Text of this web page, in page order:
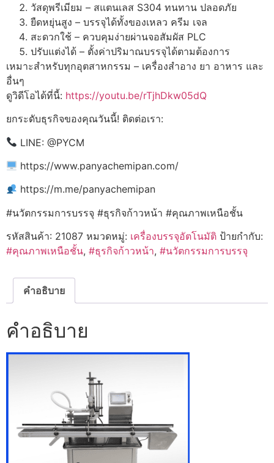
วัสดุพรีเมียม – สแตนเลส S304 ทนทาน ปลอดภัย
ยืดหยุ่นสูง – บรรจุได้ทั้งของเหลว ครีม เจล
สะดวกใช้ – ควบคุมง่ายผ่านจอสัมผัส PLC
ปรับแต่งได้ – ตั้งค่าปริมาณบรรจุได้ตามต้องการ
เหมาะสำหรับทุกอุตสาหกรรม – เครื่องสำอาง ยา อาหาร และ
อื่นๆ
ดูวิดีโอได้ที่นี้: https://youtu.be/rTjhDkw05dQ
ยกระดับธุรกิจของคุณวันนี้! ติดต่อเรา:
LINE: @PYCM
https://www.panyachemipan.com/
https://m.me/panyachemipan
#นวัตกรรมการบรรจุ #ธุรกิจก้าวหน้า #คุณภาพเหนือชั้น
รหัสสินค้า: 21087 หมวดหมู่: เครื่องบรรจุอัตโนมัติ ป้ายกำกับ:
#คุณภาพเหนือชั้น, #ธุรกิจก้าวหน้า, #นวัตกรรมการบรรจุ
คำอธิบาย
คำอธิบาย